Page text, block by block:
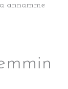
annamme